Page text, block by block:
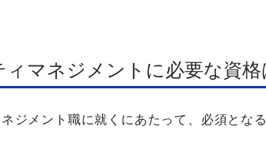
ィマネジメントに必要な資格
ジメント職に就くにあたって、必須とな